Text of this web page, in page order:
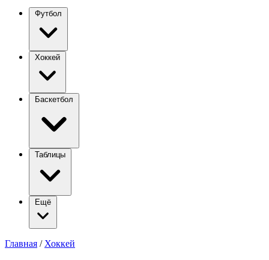
Футбол
Хоккей
Баскетбол
Таблицы
Ещё
Главная / Хоккей